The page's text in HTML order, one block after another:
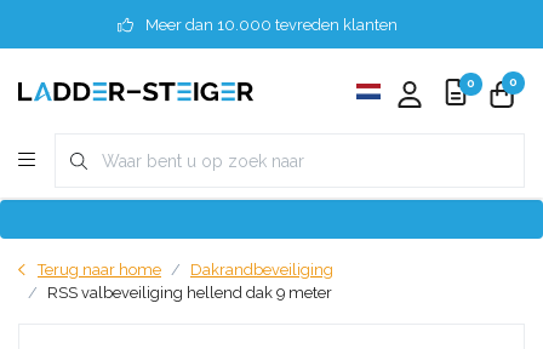
Meer dan 10.000 tevreden klanten
0 0
Terug naar home
Dakrandbeveiliging
RSS valbeveiliging hellend dak 9 meter